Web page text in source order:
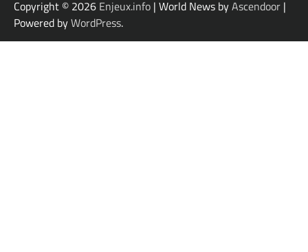
Copyright © 2026 Enjeux.info | World News byAscendoor |
Powered byWordPress.